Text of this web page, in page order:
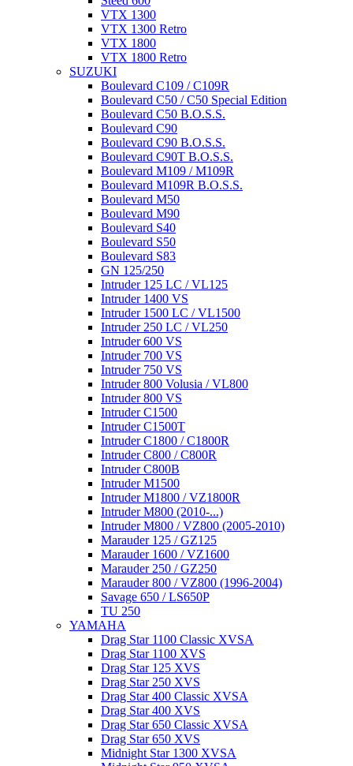
VTX 1300
VTX 1300 Retro
VTX 1800
VTX 1800 Retro
SUZUKI
Boulevard C109 / C109R
Boulevard C50 / C50 Special Edition
Boulevard C50 B.O.S.S.
Boulevard C90
Boulevard C90 B.O.S.S.
Boulevard C90T B.O.S.S.
Boulevard M109 / M109R
Boulevard M109R B.O.S.S.
Boulevard M50
Boulevard M90
Boulevard S40
Boulevard S50
Boulevard S83
GN 125/250
Intruder 125 LC / VL125
Intruder 1400 VS
Intruder 1500 LC / VL1500
Intruder 250 LC / VL250
Intruder 600 VS
Intruder 700 VS
Intruder 750 VS
Intruder 800 Volusia / VL800
Intruder 800 VS
Intruder C1500
Intruder C1500T
Intruder C1800 / C1800R
Intruder C800 / C800R
Intruder C800B
Intruder M1500
Intruder M1800 / VZ1800R
Intruder M800 (2010-...)
Intruder M800 / VZ800 (2005-2010)
Marauder 125 / GZ125
Marauder 1600 / VZ1600
Marauder 250 / GZ250
Marauder 800 / VZ800 (1996-2004)
Savage 650 / LS650P
TU 250
YAMAHA
Drag Star 1100 Classic XVSA
Drag Star 1100 XVS
Drag Star 125 XVS
Drag Star 250 XVS
Drag Star 400 Classic XVSA
Drag Star 400 XVS
Drag Star 650 Classic XVSA
Drag Star 650 XVS
Midnight Star 1300 XVSA